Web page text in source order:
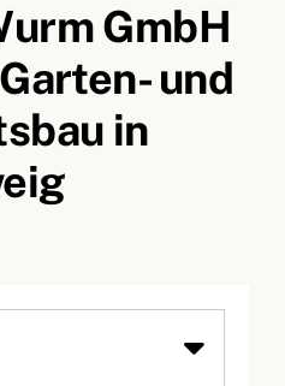
GmbH
und
in